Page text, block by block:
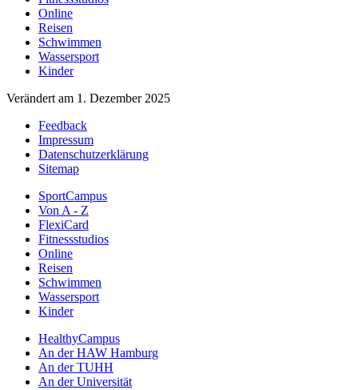
Online
Reisen
Schwimmen
Wassersport
Kinder
Verändert am 1. Dezember 2025
Feedback
Impressum
Datenschutzerklärung
Sitemap
SportCampus
Von A - Z
FlexiCard
Fitnessstudios
Online
Reisen
Schwimmen
Wassersport
Kinder
HealthyCampus
An der HAW Hamburg
An der TUHH
An der Universität